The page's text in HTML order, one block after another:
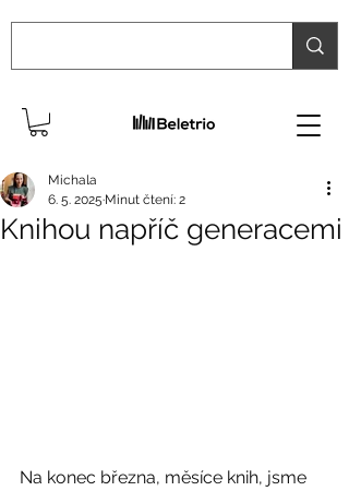
Knihou napříč generacemi
Michala
6. 5. 2025 Minut čtení: 2
Na konec března, měsíce knih, jsme